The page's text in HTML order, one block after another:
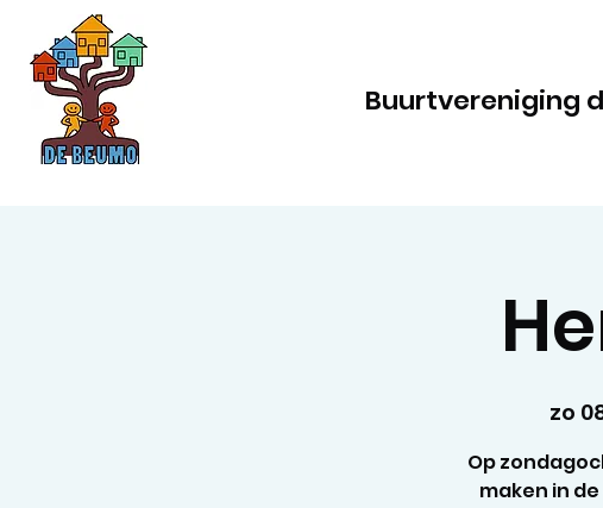
Buurtvereniging
zo
Op
maken in